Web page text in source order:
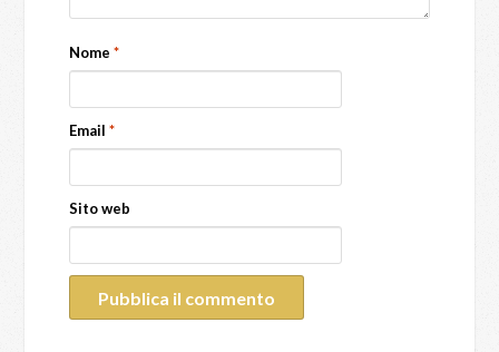
Nome*
Email*
Sito web